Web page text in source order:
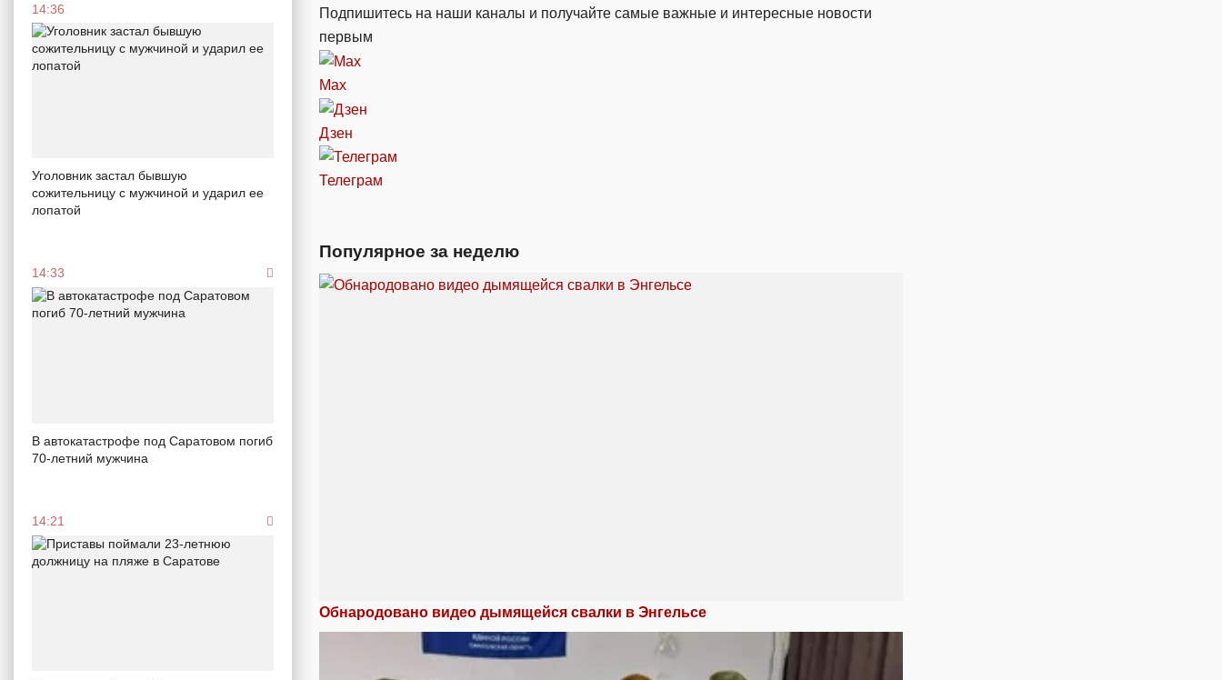
14:36
Уголовник застал бывшую
сожительницу с мужчиной и ударил ее
лопатой
14:33
В автокатастрофе под Саратовом погиб
70-летний мужчина
14:21
Подпишитесь на наши каналы и получайте самые важные и интересные новости
первым
Max
Дзен
Телеграм
Популярное за неделю
Обнародовано видео дымящейся свалки в Энгельсе